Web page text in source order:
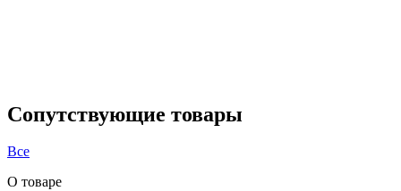
Сопутствующие товары
Все
О товаре